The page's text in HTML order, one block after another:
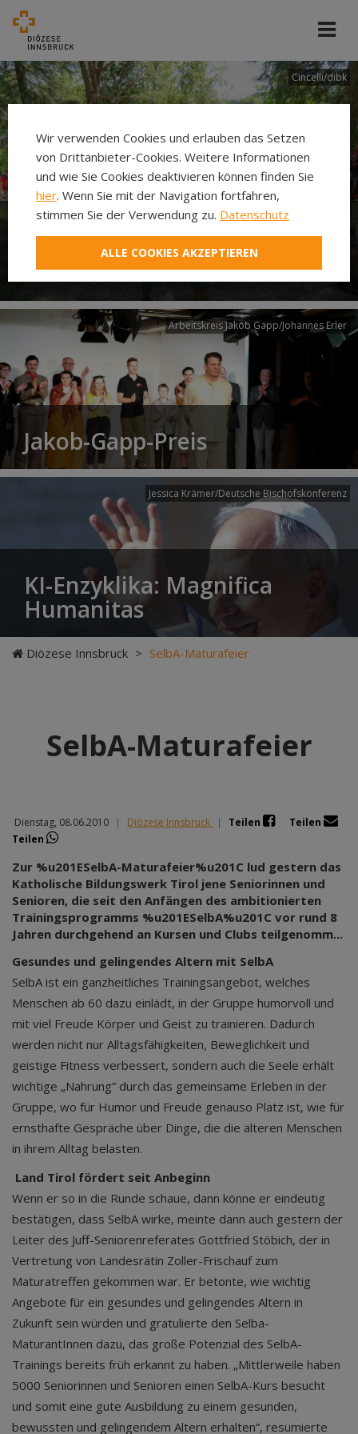
Cincelli/dibk
Neuer Pilgerweg Via
Laudato si’
Arbeitskreis Jakob Gapp/Johannes Erler
Jakob-Gapp-Preis
Jessica Krämer/Deutsche Bischofskonferenz
KI-Enzyklika: Magnifica
Humanitas
Diözese Innsbruck > SelbA-Maturafeier
SelbA-Maturafeier
Dienstag, 08.06.2010 | Diözese Innsbruck | Teilen
Teilen
Teilen
Zur %u201ESelbA-Maturafeier%u201C lud gestern das
Katholische Bildungswerk Tirol jene Seniorinnen und
Senioren, die seit den Anfängen des ambitionierten
Trainingsprogramms %u201ESelbA%u201C vor rund 8
Jahren durchgehend an Kursen und Clubs teilgenomm...
Gesundes und gelingendes Altern mit SelbA
SelbA ist ein ganzheitliches Trainingsangebot, welches
Menschen ab 60 dazu einlädt, in der Gruppe humorvoll und
mit viel Freude Körper und Geist zu trainieren. Dadurch
werden nicht nur Alltagsfähigkeiten, Beweglichkeit und
geistige Fitness verbessert, sondern auch die Seele erhält
wichtige „Nahrung“ durch das gemeinsame Erleben in der
Gruppe, wo für Humor und Freude genauso Platz ist, wie für
ernsthafte Gespräche über Dinge, die die älteren Menschen
in ihrem Alltag belasten.
Land Tirol fördert seit Anbeginn
Wenn er so in die Runde schaue, dann könne er eindeutig
bestätigen, dass SelbA wirke, meinte dann auch gestern der
Leiter des Juff-Seniorenreferates Gottfried Stöbich, der in
Vertretung von Landesrätin Zoller-Frischauf zum
Maturatreffen gekommen war. Er betonte, wie wichtig
Angebote für ein gesundes und gelingendes Altern in
Zukunft sein würden und gratulierte den Selba-
MaturantInnen dazu, das große Potenzial des SelbA-
Trainings bereits früh erkannt zu haben. „Mittlerweile haben
5000 Seniorinnen und Senioren einen SelbA-Kurs besucht
und somit eine gute Ausbildung zu einem gesunden,
bewussten und gelingendem Altern erhalten“, resümierte
Wir verwenden Cookies und erlauben das Setzen
von Drittanbieter-Cookies. Weitere Informationen
und wie Sie Cookies deaktivieren können finden Sie
hier. Wenn Sie mit der Navigation fortfahren,
stimmen Sie der Verwendung zu. Datenschutz
ALLE COOKIES AKZEPTIEREN